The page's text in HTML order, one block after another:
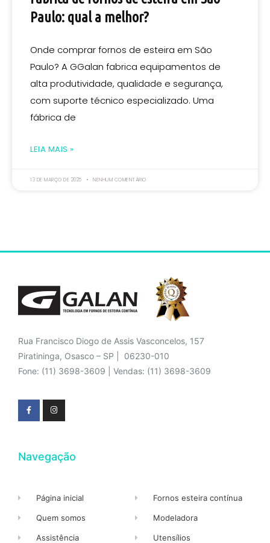
Paulo: qual a melhor?
Onde comprar fornos de esteira em São
Paulo? A GGalan fabrica equipamentos de
alta produtividade, qualidade e segurança,
com suporte técnico especializado. Uma
fábrica de
LEIA MAIS »
13 DE MARÇO DE 2025 NENHUM COMENTÁRIO
Rua Francisco Diogo de Assis Vasconcelos, 157
Piratininga, Osasco – SP | 06230-010
Fone: (11) 3698-3609 | Vendas: (11) 3698-3609
Navegação
Página inicial
Quem somos
Assistência
Fornos esteira contínua
Modeladora
Utensílios